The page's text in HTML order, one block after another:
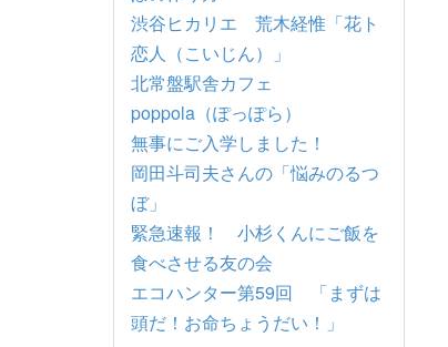
渋谷ヒカリエ 荒木経惟「花ト
恋人（こいじん）」
北常盤駅舎カフェ
poppola（ぽっぽら）
無事にご入学しました！
岡田斗司夫さんの「悩みのるつ
ぼ」
緊急速報！ 小杉くんにご飯を
食べさせる友の会
エコハンター第59回 「まずは
頭だ！お命ちょうだい！」